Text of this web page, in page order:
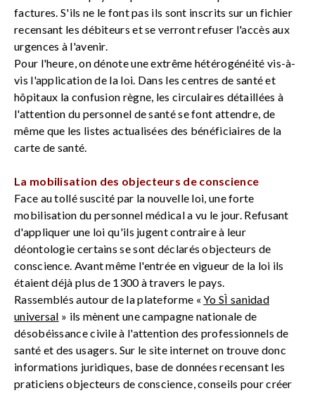
factures. S'ils ne le font pas ils sont inscrits sur un fichier
recensant les débiteurs et se verront refuser l'accès aux
urgences à l'avenir.
Pour l'heure, on dénote une extrême hétérogénéité vis-à-
vis l'application de la loi. Dans les centres de santé et
hôpitaux la confusion règne, les circulaires détaillées à
l'attention du personnel de santé se font attendre, de
même que les listes actualisées des bénéficiaires de la
carte de santé.
La mobilisation des objecteurs de conscience
Face au tollé suscité par la nouvelle loi, une forte
mobilisation du personnel médical a vu le jour. Refusant
d'appliquer une loi qu'ils jugent contraire à leur
déontologie certains se sont déclarés objecteurs de
conscience. Avant même l'entrée en vigueur de la loi ils
étaient déjà plus de 1300 à travers le pays.
Rassemblés autour de la plateforme «Yo SÌ sanidad
universal » ils mènent une campagne nationale de
désobéissance civile à l'attention des professionnels de
santé et des usagers. Sur le site internet on trouve donc
informations juridiques, base de données recensant les
praticiens objecteurs de conscience, conseils pour créer